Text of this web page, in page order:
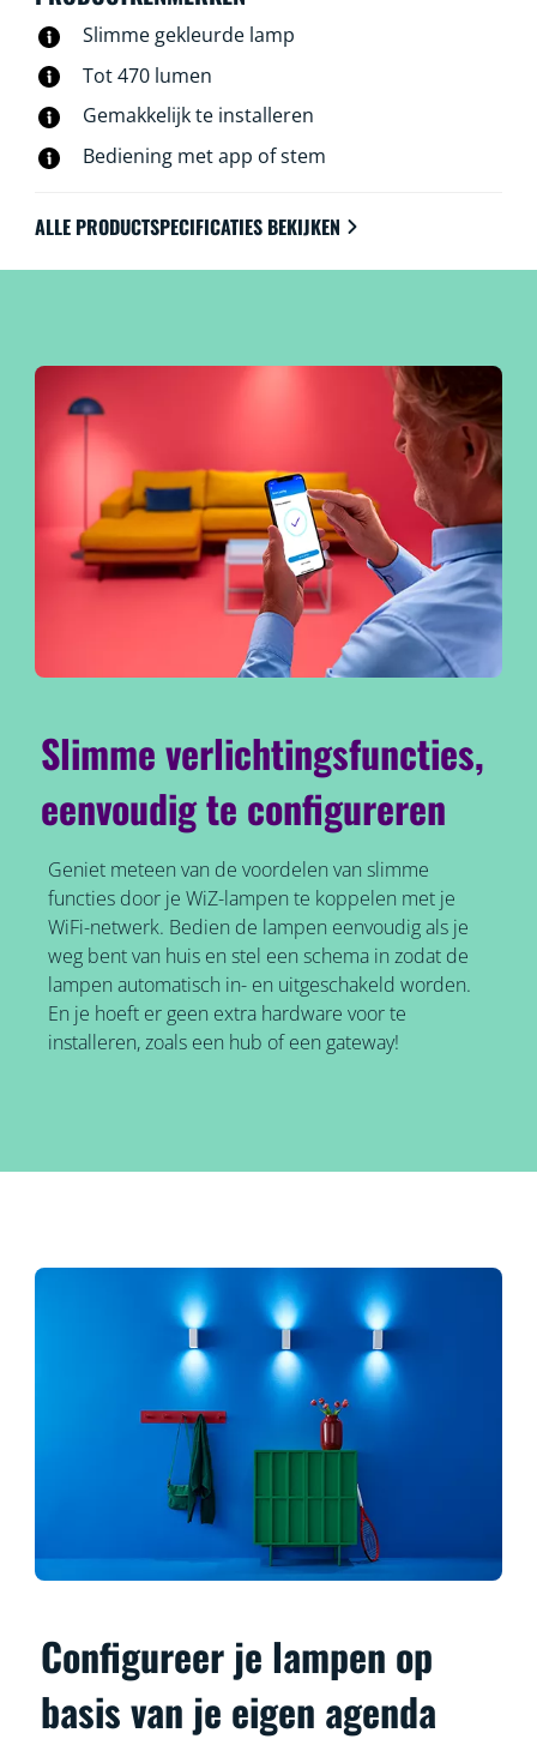
Slimme gekleurde lamp
Tot 470 lumen
Gemakkelijk te installeren
Bediening met app of stem
ALLE PRODUCTSPECIFICATIES BEKIJKEN
Slimme verlichtingsfuncties,
eenvoudig te configureren
Geniet meteen van de voordelen van slimme
functies door je WiZ-lampen te koppelen met je
WiFi-netwerk. Bedien de lampen eenvoudig als je
weg bent van huis en stel een schema in zodat de
lampen automatisch in- en uitgeschakeld worden.
En je hoeft er geen extra hardware voor te
installeren, zoals een hub of een gateway!
Configureer je lampen op
basis van je eigen agenda